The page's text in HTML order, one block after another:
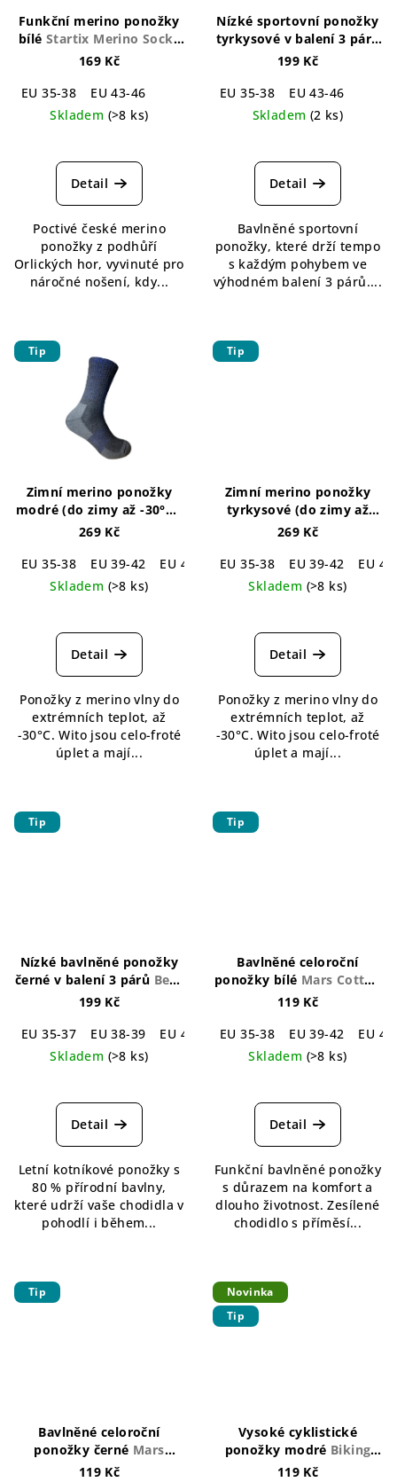
Funkční merino ponožky
bílé Startix Merino Socks
White
169 Kč
EU 35-38
EU 43-46
Skladem (>8 ks)
hodnocení
produktu
z
5
hvězdiček.
Detail
Poctivé české merino
ponožky z podhůří
Orlických hor, vyvinuté pro
náročné nošení, kdy...
Nízké sportovní ponožky
tyrkysové v balení 3 párů
Snake Cotton Socks
199 Kč
EU 35-38
EU 43-46
Skladem (2 ks)
hodnocení
produktu
z
5
hvězdiček.
Detail
Bavlněné sportovní
ponožky, které drží tempo
s každým pohybem ve
výhodném balení 3 párů....
Tip
Zimní merino ponožky
modré (do zimy až -30°C )
Wito Winter Merino Socks
269 Kč
EU 35-38
EU 39-42
EU 43-46
Skladem (>8 ks)
hodnocení
produktu
z
5
hvězdiček.
Detail
Ponožky z merino vlny do
extrémních teplot, až
-30°C. Wito jsou celo-froté
úplet a mají...
Tip
Zimní merino ponožky
tyrkysové (do zimy až
-30°C )Wito Winter
269 Kč
EU 35-38
EU 39-42
EU
Skladem (>8 ks)
hodnocení
produktu
z
5
hvězdiček.
Detail
Ponožky z merino vlny do
extrémních teplot, až
-30°C. Wito jsou celo-froté
úplet a mají...
Tip
Nízké bavlněné ponožky
černé v balení 3 párů Beth
Cotton Black Socks 3-
199 Kč
EU 35-37
EU 38-39 EU 41-42 EU 43-45
EU 46-48
Skladem (>8 ks)
hodnocení
produktu
z
5
hvězdiček.
Detail
Letní kotníkové ponožky s
80 % přírodní bavlny,
které udrží vaše chodidla v
pohodlí i během...
Tip
Bavlněné celoroční
ponožky bílé Mars Cotton
Socks White
119 Kč
EU 35-38
EU 39-42
EU
Skladem (>8 ks)
hodnocení
produktu
z
5
hvězdiček.
Detail
Funkční bavlněné ponožky
s důrazem na komfort a
dlouho životnost. Zesílené
chodidlo s příměsí...
Tip
Bavlněné celoroční
ponožky černé Mars
Cotton Socks Black
119 Kč
Novinka
Tip
Vysoké cyklistické
ponožky modré Biking
Socks Blue
119 Kč